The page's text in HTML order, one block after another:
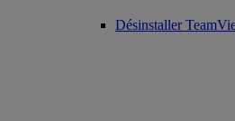
Désinstaller